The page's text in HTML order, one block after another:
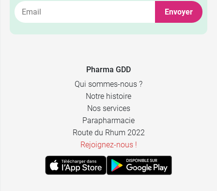
Envoyer
Pharma GDD
Qui sommes-nous ?
Notre histoire
Nos services
Parapharmacie
Route du Rhum 2022
Rejoignez-nous !